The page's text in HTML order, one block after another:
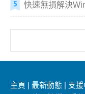
快速無損解決
主頁 |最新動態 | 支